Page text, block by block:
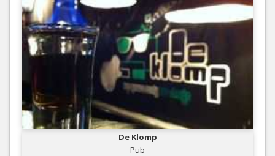
De Klomp
Pub